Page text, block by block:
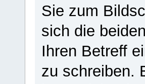
Sie zum
sich die
Ihren Betreff
zu schreiben.